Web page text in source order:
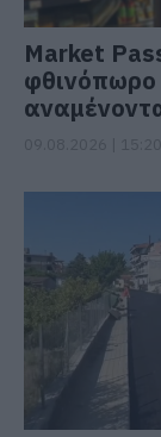
Market
φθινόπωρο